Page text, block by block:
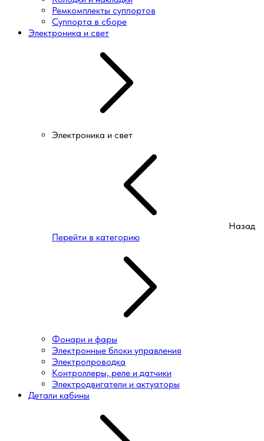
Ремкомплекты суппортов
Суппорта в сборе
Электроника и свет
Электроника и свет
Назад
Перейти в категорию
Фонари и фары
Электронные блоки управления
Электропроводка
Контроллеры, реле и датчики
Электродвигатели и актуаторы
Детали кабины